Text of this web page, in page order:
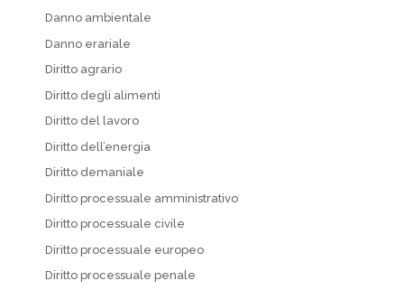
Danno ambientale
Danno erariale
Diritto agrario
Diritto degli alimenti
Diritto del lavoro
Diritto dell’energia
Diritto demaniale
Diritto processuale amministrativo
Diritto processuale civile
Diritto processuale europeo
Diritto processuale penale